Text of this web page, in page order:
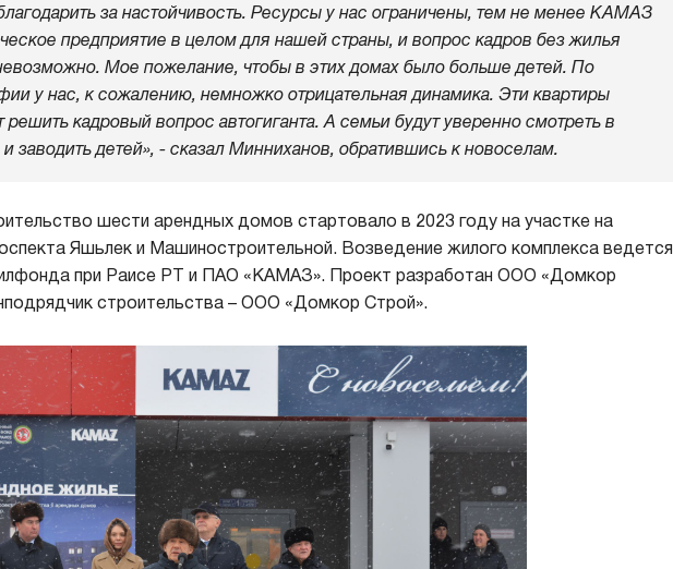
за настойчивость. Ресурсы у нас ограничены, тем не менее КАМАЗ
предприятие в целом для нашей страны, и вопрос кадров без жилья
Мое пожелание, чтобы в этих домах было больше детей. По
у нас, к сожалению, немножко отрицательная динамика. Эти квартиры
решить кадровый вопрос автогиганта. А семьи будут уверенно смотреть в
заводить детей», - сказал Минниханов, обратившись к новоселам.
шести арендных домов стартовало в 2023 году на участке на
Яшьлек и Машиностроительной. Возведение жилого комплекса ведется
при Раисе РТ и ПАО «КАМАЗ». Проект разработан ООО «Домкор
строительства – ООО «Домкор Строй».